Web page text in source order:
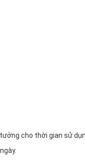
cho thời gian sử